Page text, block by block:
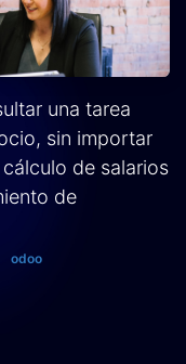
una tarea
sin importar
de salarios
de
odoo